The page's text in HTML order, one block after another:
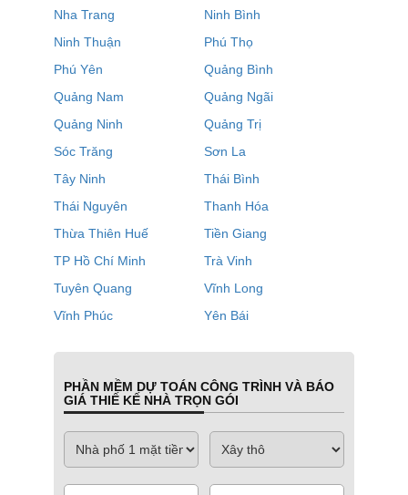
Nha Trang
Ninh Bình
Ninh Thuận
Phú Thọ
Phú Yên
Quảng Bình
Quảng Nam
Quảng Ngãi
Quảng Ninh
Quảng Trị
Sóc Trăng
Sơn La
Tây Ninh
Thái Bình
Thái Nguyên
Thanh Hóa
Thừa Thiên Huế
Tiền Giang
TP Hồ Chí Minh
Trà Vinh
Tuyên Quang
Vĩnh Long
Vĩnh Phúc
Yên Bái
PHẦN MỀM DỰ TOÁN CÔNG TRÌNH VÀ BÁO
GIÁ THIẾ KẾ NHÀ TRỌN GÓI